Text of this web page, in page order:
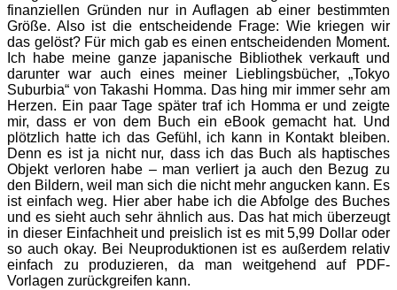
finanziellen Gründen nur in Auflagen ab einer bestimmten
Größe. Also ist die entscheidende Frage: Wie kriegen wir
das gelöst? Für mich gab es einen entscheidenden Moment.
Ich habe meine ganze japanische Bibliothek verkauft und
darunter war auch eines meiner Lieblingsbücher, „Tokyo
Suburbia“ von Takashi Homma. Das hing mir immer sehr am
Herzen. Ein paar Tage später traf ich Homma er und zeigte
mir, dass er von dem Buch ein eBook gemacht hat. Und
plötzlich hatte ich das Gefühl, ich kann in Kontakt bleiben.
Denn es ist ja nicht nur, dass ich das Buch als haptisches
Objekt verloren habe – man verliert ja auch den Bezug zu
den Bildern, weil man sich die nicht mehr angucken kann. Es
ist einfach weg. Hier aber habe ich die Abfolge des Buches
und es sieht auch sehr ähnlich aus. Das hat mich überzeugt
in dieser Einfachheit und preislich ist es mit 5,99 Dollar oder
so auch okay. Bei Neuproduktionen ist es außerdem relativ
einfach zu produzieren, da man weitgehend auf PDF-
Vorlagen zurückgreifen kann.